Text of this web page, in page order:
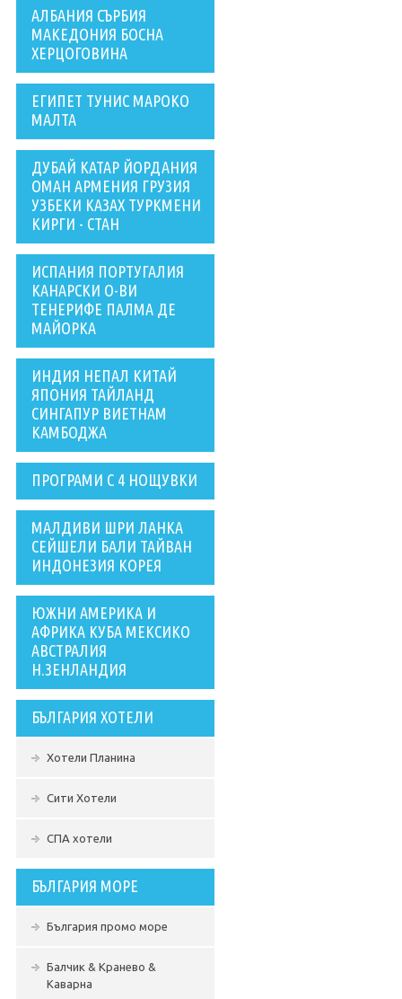
АЛБАНИЯ СЪРБИЯ
МАКЕДОНИЯ БОСНА
ХЕРЦОГОВИНА
ЕГИПЕТ ТУНИС МАРОКО
МАЛТА
ДУБАЙ КАТАР ЙОРДАНИЯ
ОМАН АРМЕНИЯ ГРУЗИЯ
УЗБЕКИ КАЗАХ ТУРКМЕНИ
КИРГИ - СТАН
ИСПАНИЯ ПОРТУГАЛИЯ
КАНАРСКИ О-ВИ
ТЕНЕРИФЕ ПАЛМА ДЕ
МАЙОРКА
ИНДИЯ НЕПАЛ КИТАЙ
ЯПОНИЯ ТАЙЛАНД
СИНГАПУР ВИЕТНАМ
КАМБОДЖА
ПРОГРАМИ С 4 НОЩУВКИ
МАЛДИВИ ШРИ ЛАНКА
СЕЙШЕЛИ БАЛИ ТАЙВАН
ИНДОНЕЗИЯ КОРЕЯ
ЮЖНИ АМЕРИКА И
АФРИКА КУБА МЕКСИКО
АВСТРАЛИЯ
Н.ЗЕНЛАНДИЯ
БЪЛГАРИЯ ХОТЕЛИ
Хотели Планина
Сити Хотели
СПА хотели
БЪЛГАРИЯ МОРЕ
България промо море
Балчик & Кранево &
Каварна